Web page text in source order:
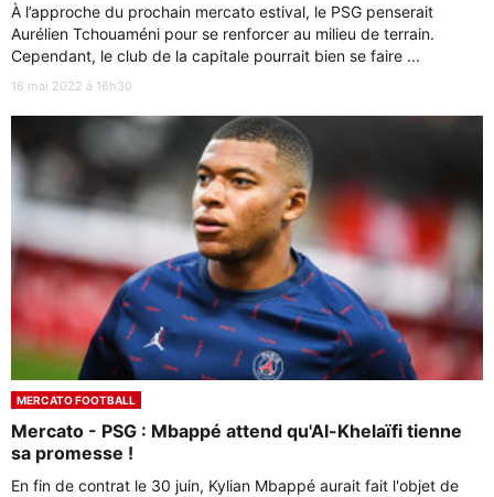
À l’approche du prochain mercato estival, le PSG penserait
Aurélien Tchouaméni pour se renforcer au milieu de terrain.
Cependant, le club de la capitale pourrait bien se faire ...
16 mai 2022 à 16h30
MERCATO FOOTBALL
Mercato - PSG : Mbappé attend qu'Al-Khelaïfi tienne
sa promesse !
En fin de contrat le 30 juin, Kylian Mbappé aurait fait l'objet de